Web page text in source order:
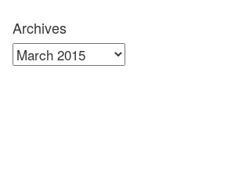
Archives
Archives